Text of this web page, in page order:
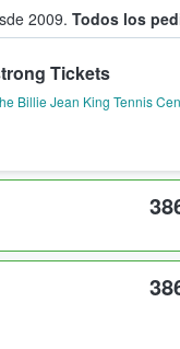
2009. Todos los
entre fans
Tickets
Billie Jean King Tennis